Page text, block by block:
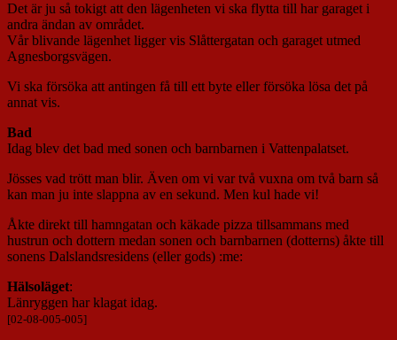
Det är ju så tokigt att den lägenheten vi ska flytta till har garaget i
andra ändan av området.
Vår blivande lägenhet ligger vis Slåttergatan och garaget utmed
Agnesborgsvägen.
Vi ska försöka att antingen få till ett byte eller försöka lösa det på
annat vis.
Bad
Idag blev det bad med sonen och barnbarnen i Vattenpalatset.
Jösses vad trött man blir. Även om vi var två vuxna om två barn så
kan man ju inte slappna av en sekund. Men kul hade vi!
Åkte direkt till hamngatan och käkade pizza tillsammans med
hustrun och dottern medan sonen och barnbarnen (dotterns) åkte till
sonens Dalslandsresidens (eller gods) :me:
Hälsoläget:
Länryggen har klagat idag.
[02-08-005-005]